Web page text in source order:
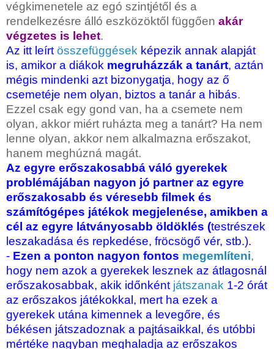
végkimenetele az egó szintjétől és a
rendelkezésre álló eszközöktől függően akár
végzetes is lehet.
Az itt leírt összefüggések képezik annak alapját
is, amikor a diákok megruházzák a tanárt, aztán
mégis mindenki azt bizonygatja, hogy az ő
csemetéje nem olyan, biztos a tanár a hibás.
Ezzel csak egy gond van, ha a csemete nem
olyan, akkor miért ruházta meg a tanárt? Ha nem
lenne olyan, akkor nem alkalmazna erőszakot,
hanem meghúzná magát.
Az egyre erőszakosabbá váló gyerekek
problémájában nagyon jó partner az egyre
erőszakosabb és véresebb filmek és
számítógépes játékok megjelenése, amikben a
cél az egyre látványosabb öldöklés (testrészek
leszakadása és repkedése, fröcsögő vér, stb.).
- Ezen a ponton nagyon fontos megemlíteni,
hogy nem azok a gyerekek lesznek az átlagosnál
erőszakosabbak, akik időnként játszanak 1-2 órát
az erőszakos játékokkal, mert ha ezek a
gyerekek utána kimennek a levegőre, és
békésen játszadoznak a pajtásaikkal, és utóbbi
mértéke nagyban meghaladja az erőszakos